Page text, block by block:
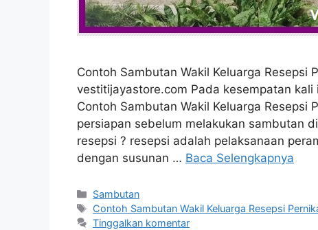
Contoh Sambutan Wakil Keluarga Resepsi
vestitijayastore.com Pada kesempatan
Contoh Sambutan Wakil Keluarga Resepsi
persiapan sebelum melakukan sambutan
resepsi ? resepsi adalah pelaksanaan
dengan susunan … Baca Selengkapnya
Kategori
Sambutan
Tag
Contoh Sambutan Wakil Keluarga Resepsi
Tinggalkan komentar